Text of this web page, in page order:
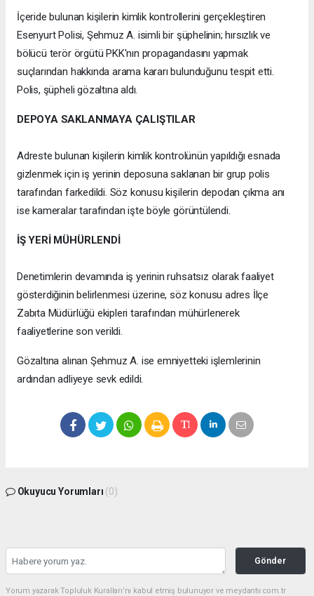
İçeride bulunan kişilerin kimlik kontrollerini gerçekleştiren
Esenyurt Polisi, Şehmuz A. isimli bir şüphelinin; hırsızlık ve
bölücü terör örgütü PKK'nın propagandasını yapmak
suçlarından hakkında arama kararı bulunduğunu tespit etti.
Polis, şüpheli gözaltına aldı.
DEPOYA SAKLANMAYA ÇALIŞTILAR
Adreste bulunan kişilerin kimlik kontrolünün yapıldığı esnada
gizlenmek için iş yerinin deposuna saklanan bir grup polis
tarafından farkedildi. Söz konusu kişilerin depodan çıkma anı
ise kameralar tarafından işte böyle görüntülendi.
İŞ YERİ MÜHÜRLENDİ
Denetimlerin devamında iş yerinin ruhsatsız olarak faaliyet
gösterdiğinin belirlenmesi üzerine, söz konusu adres İlçe
Zabıta Müdürlüğü ekipleri tarafından mühürlenerek
faaliyetlerine son verildi.
Gözaltına alınan Şehmuz A. ise emniyetteki işlemlerinin
ardından adliyeye sevk edildi.
Okuyucu Yorumları (0)
Gönder
Yorum yazarak Topluluk Kuralları’nı kabul etmiş bulunuyor ve meydantv.com.tr